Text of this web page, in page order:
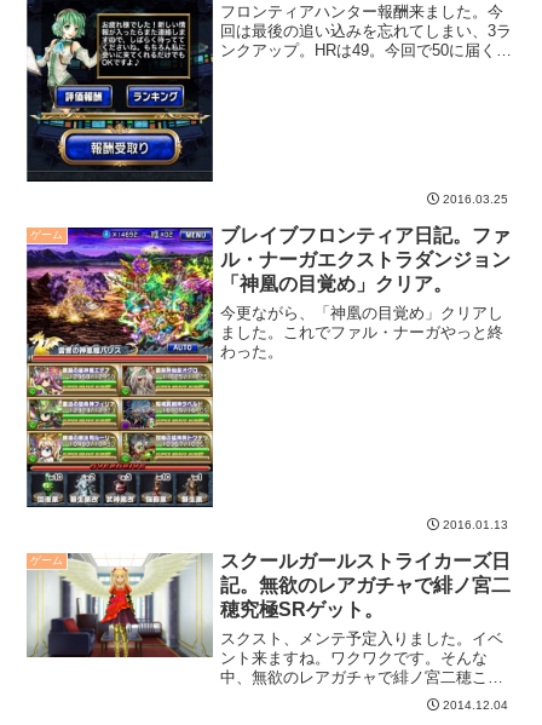
フロンティアハンター報酬来ました。今
回は最後の追い込みを忘れてしまい、3ラ
ンクアップ。HRは49。今回で50に届く予
2016.03.25
ゲーム
ブレイブフロンティア日記。ファ
ル・ナーガエクストラダンジョン
「神凰の目覚め」クリア。
今更ながら、「神凰の目覚め」クリアし
ました。これでファル・ナーガやっと終
わった。
2016.01.13
ゲーム
スクールガールストライカーズ日
記。無欲のレアガチャで緋ノ宮二
穂究極SRゲット。
スクスト、メンテ予定入りました。イベ
ント来ますね。ワクワクです。そんな
中、無欲のレアガチャで緋ノ宮二穂こと
木戸ちゃんの究極SRゲットしました。
2014.12.04